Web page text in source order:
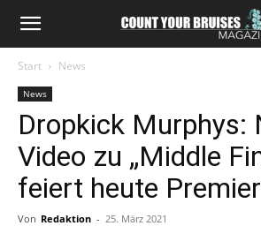
Start News
News
Dropkick Murphys:
Video zu „Middle
feiert heute
Von Redaktion - 25. März 2021